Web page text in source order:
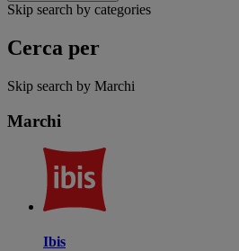
Skip search by categories
Cerca per
Skip search by Marchi
Marchi
Ibis